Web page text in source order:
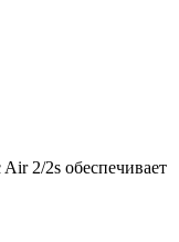
2/2s обеспечивает